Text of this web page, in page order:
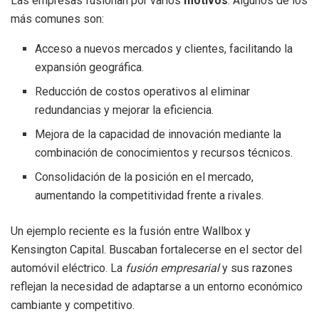
más comunes son:
Acceso a nuevos mercados y clientes, facilitando la
expansión geográfica.
Reducción de costos operativos al eliminar
redundancias y mejorar la eficiencia.
Mejora de la capacidad de innovación mediante la
combinación de conocimientos y recursos técnicos.
Consolidación de la posición en el mercado,
aumentando la competitividad frente a rivales.
Un ejemplo reciente es la fusión entre Wallbox y
Kensington Capital. Buscaban fortalecerse en el sector del
automóvil eléctrico. La fusión empresarialy sus razones
reflejan la necesidad de adaptarse a un entorno económico
cambiante y competitivo.